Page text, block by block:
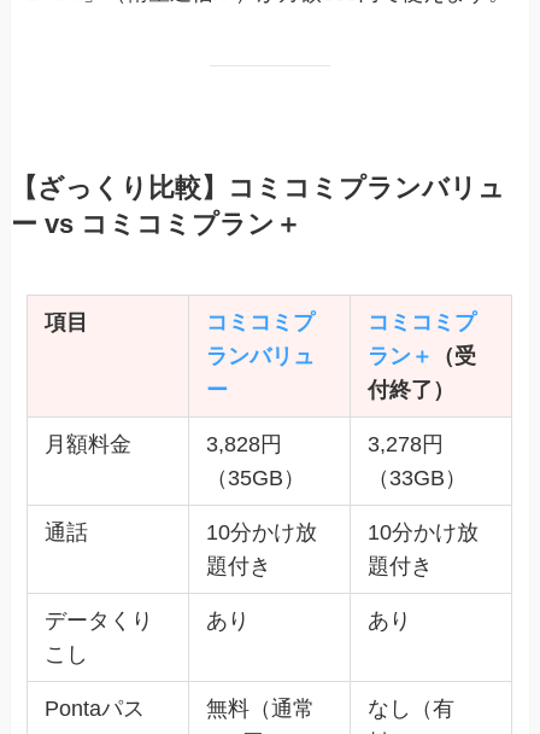
【ざっくり比較】コミコミプランバリュ
ー vs コミコミプラン＋
項目
コミコミプ
ランバリュ
ー
コミコミプ
ラン＋
（受
付終了）
月額料金
3,828円
（35GB）
3,278円
（33GB）
通話
10分かけ放
題付き
10分かけ放
題付き
データくり
こし
あり あり
Pontaパス
無料（通常
なし（有